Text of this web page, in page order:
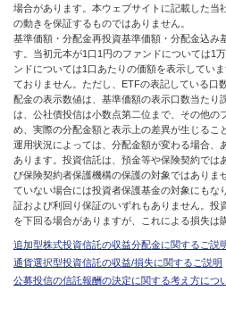
場合があります。本ウェブサイトに記載した当
の動きを保証するものではありません。
基準価額・分配金再投資基準価額・分配金込み
す。当初元本が1口1円のファンドについては1
ンドについては1口あたりの価額を表示してい
ておりません。ただし、ETFの表記している口
配金の表示数値は、基準価額の表示口数当たり
は、公社債投信は小数点第二位まで、その他の
め、実際の分配金額と表示上の差異が生じるこ
運用状況によっては、分配金額が変わる場合、
あります。投資信託は、預金等や保険契約では
び保険契約者保護機構の保護の対象ではありま
ていない場合には投資者保護基金の対象にもな
証および利回り保証のいずれもありません。投
を下回る場合がありますが、これによる損失は
追加型株式投資信託の収益分配金に関するご説
通貨選択型投資信託の収益/損失に関するご説明
公募投信の信託報酬の決定に関する考え方につ